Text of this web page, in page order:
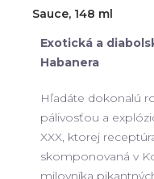
Sauce, 148 ml
Exotická a
Habanera
Hľadáte dokonalú
pálivosťou a
XXX, ktorej
skomponovaná v
milovníka